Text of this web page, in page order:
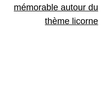
mémorable autour du
thème licorne